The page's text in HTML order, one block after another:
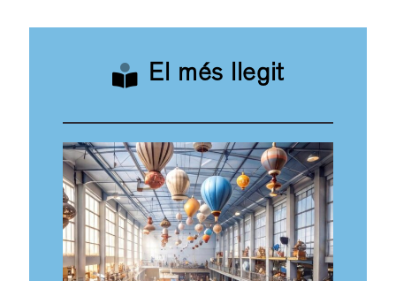
El més llegit